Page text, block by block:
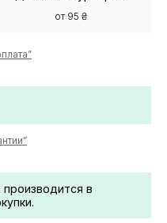
от 95 ₴
производится в